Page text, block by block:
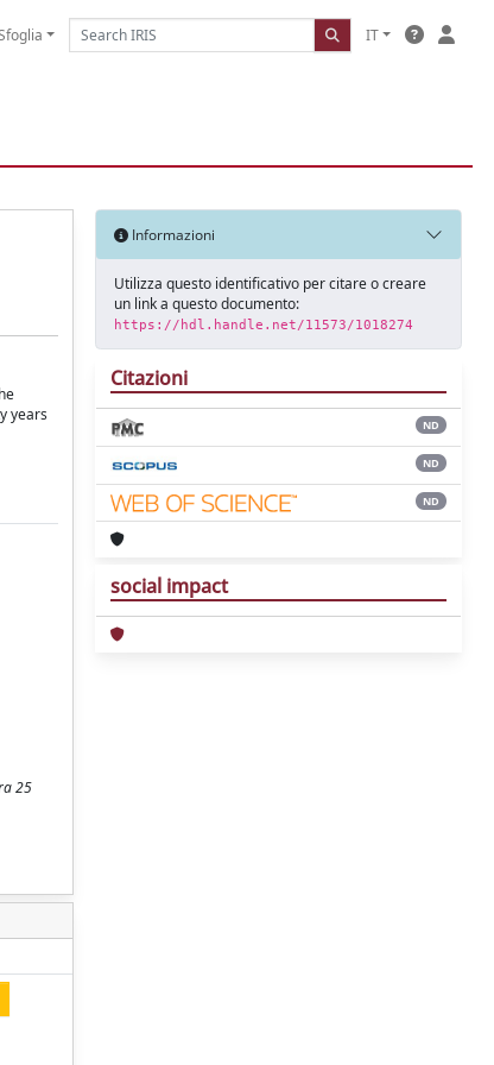
IT
years
25
Informazioni
Utilizza questo identificativo per citare o creare
un link a questo documento:
https://hdl.handle.net/11573/1018274
Citazioni
ND
ND
ND
social impact